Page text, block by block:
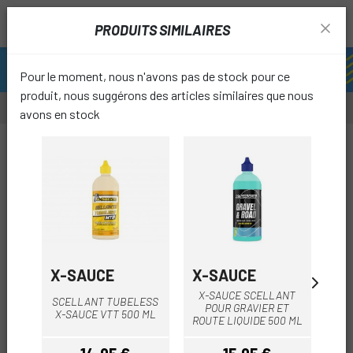
PRODUITS SIMILAIRES
Pour le moment, nous n'avons pas de stock pour ce
produit, nous suggérons des articles similaires que nous
avons en stock
X-SAUCE
SCELLANT TUBELESS
X-SAUCE VTT 500 ML
X-SAUCE
X-SAUCE SCELLANT
POUR GRAVIER ET
ROUTE LIQUIDE 500 ML